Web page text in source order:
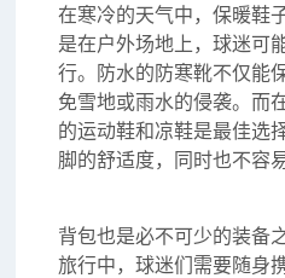
在寒冷的天气中，保暖鞋
是在户外场地上，球迷可
行。防水的防寒靴不仅能
免雪地或雨水的侵袭。而
的运动鞋和凉鞋是最佳选
脚的舒适度，同时也不容
背包也是必不可少的装备
旅行中，球迷们需要随身